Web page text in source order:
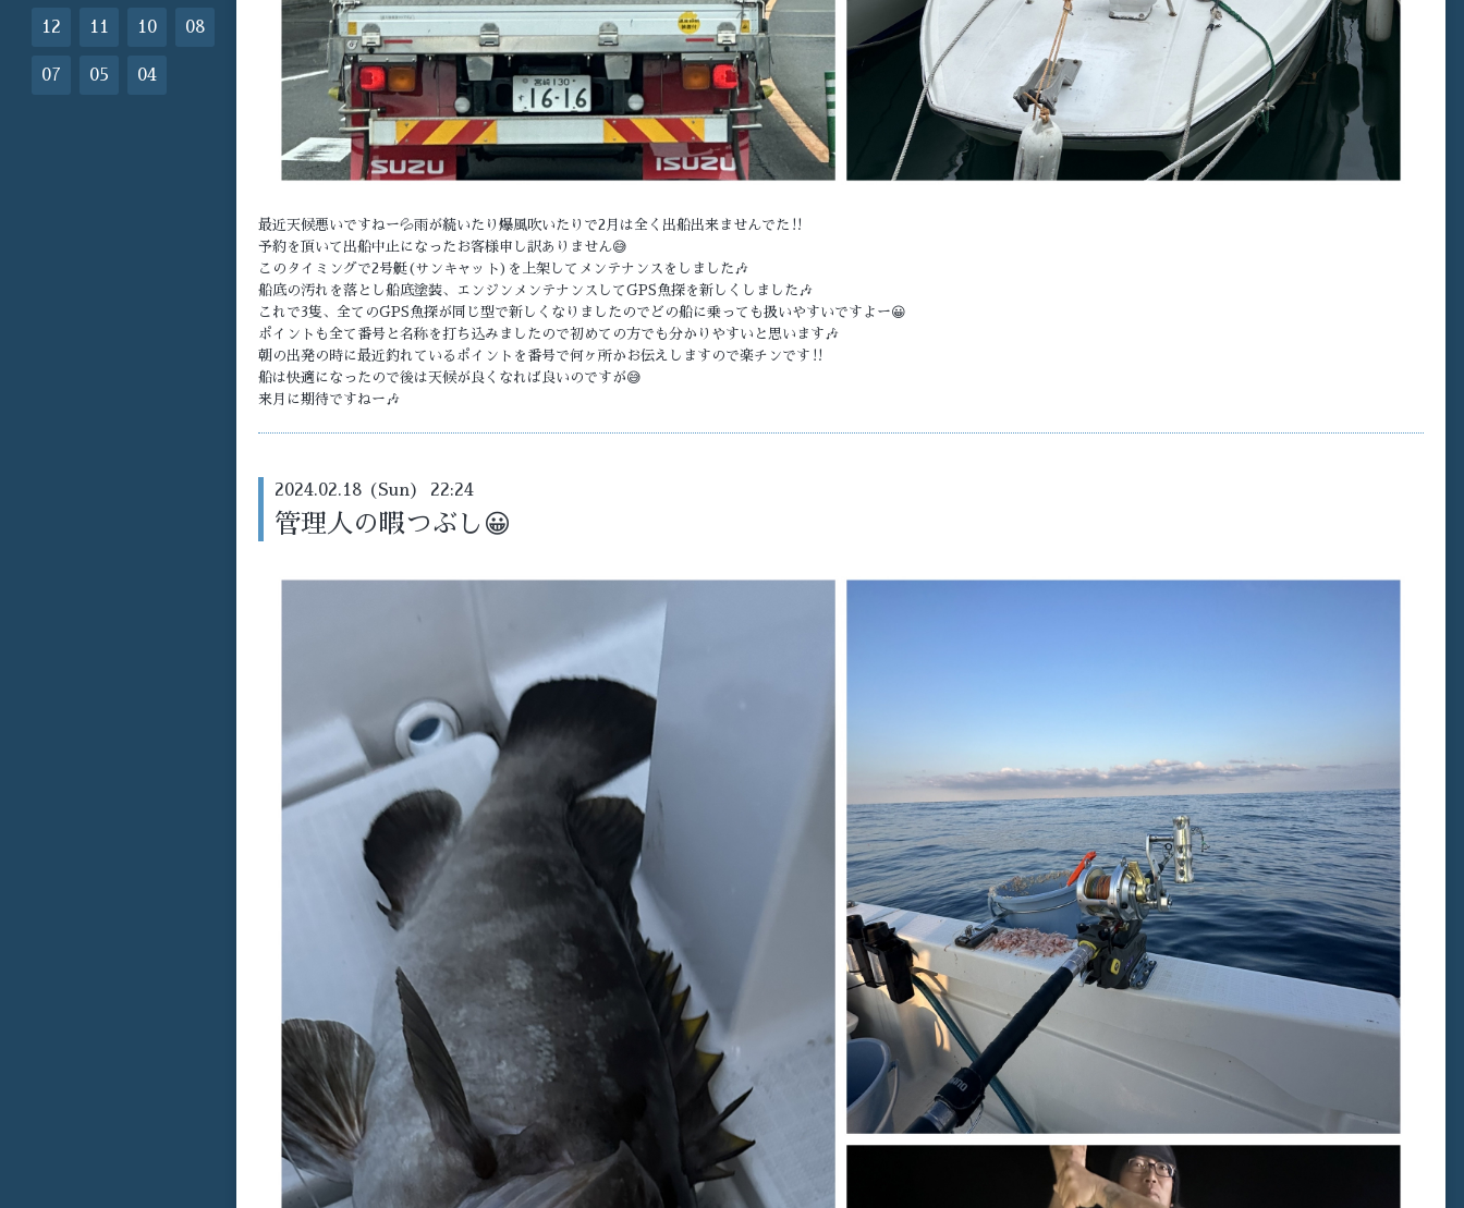
最近天候悪いですねー💦雨が続いたり爆風吹いたりで2月は全く出船出来ませんでた‼️
予約を頂いて出船中止になったお客様申し訳ありません😅
このタイミングで2号艇(サンキャット)を上架してメンテナンスをしました🎶
船底の汚れを落とし船底塗装、エンジンメンテナンスしてGPS魚探を新しくしました🎶
これで3隻、全てのGPS魚探が同じ型で新しくなりましたのでどの船に乗っても扱いやすいですよー😀
ポイントも全て番号と名称を打ち込みましたので初めての方でも分かりやすいと思います🎶
朝の出発の時に最近釣れているポイントを番号で何ヶ所かお伝えしますので楽チンです‼️
船は快適になったので後は天候が良くなれば良いのですが😅
来月に期待ですねー🎶
2024.02.18 (Sun) 22:24
管理人の暇つぶし😀
12 11 10 08
07 05 04